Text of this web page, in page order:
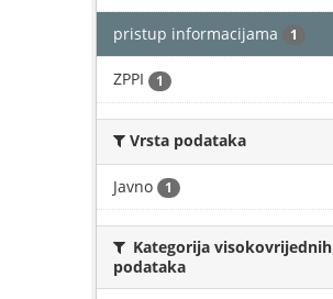
pristup informacijama 1
ZPPI 1
Vrsta podataka
Javno 1
Kategorija visokovrijednih
podataka